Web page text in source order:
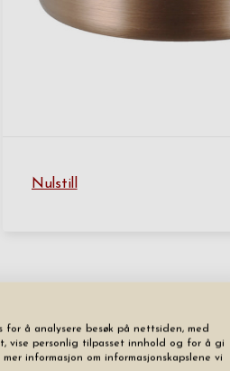
Nulstill
å analysere besøk på nettsiden, med
vise personlig tilpasset innhold og for å gi
informasjon om informasjonskapslene vi